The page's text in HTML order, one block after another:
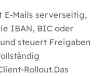
E-Mails serverseitig,
IBAN, BIC oder
steuert Freigaben
Rollout.Das